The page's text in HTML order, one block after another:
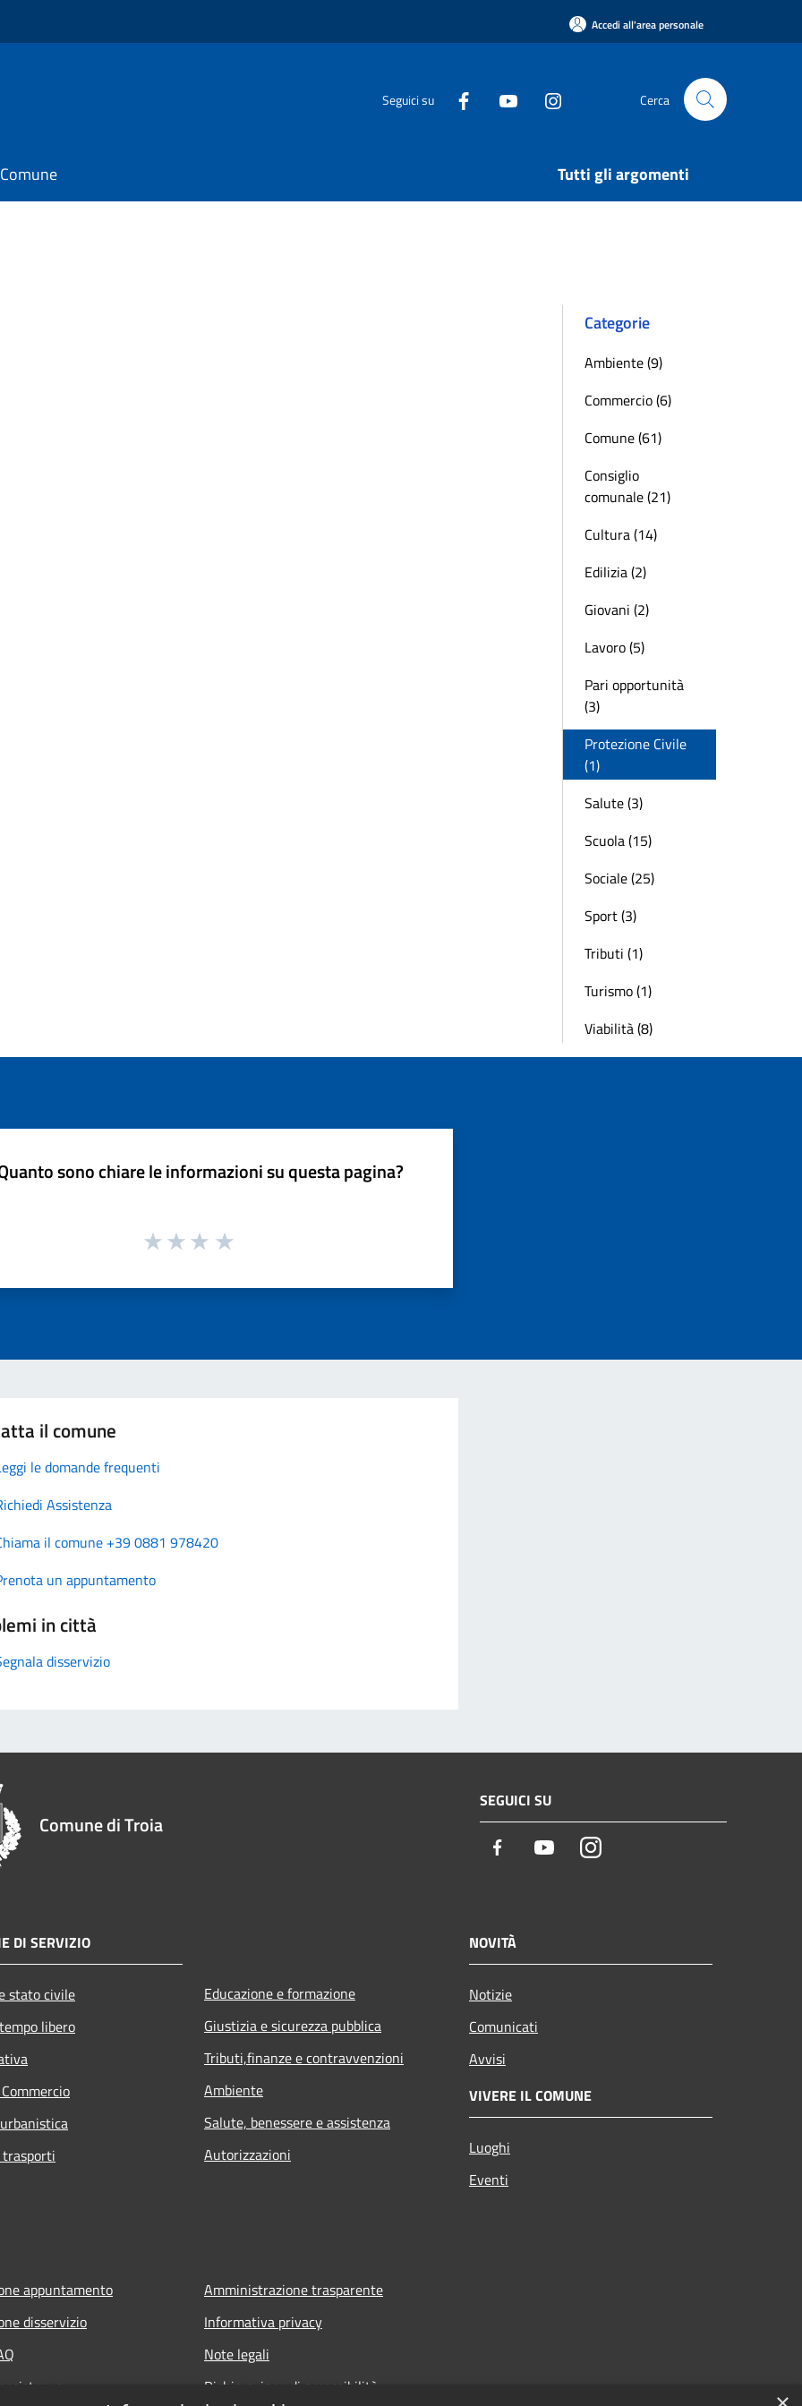
Accedi all'area personale
Seguici su Cerca
Tutti gli argomenti
Categorie
Ambiente (9)
Commercio (6)
Comune (61)
Consiglio
comunale (21)
Cultura (14)
Edilizia (2)
Giovani (2)
Lavoro (5)
Pari opportunità
(3)
Protezione Civile
(1)
Salute (3)
Scuola (15)
Sociale (25)
Sport (3)
Tributi (1)
Turismo (1)
Viabilità (8)
sono chiare le informazioni su questa pagina?
il comune
le domande frequenti
Assistenza
il comune +39 0881 978420
un appuntamento
in città
disservizio
Comune di Troia
SEGUICI SU
Facebook YoutubeInstagram
DI SERVIZIO
stato civile
libero
Educazione e formazione
Giustizia e sicurezza pubblica
Tributi,finanze e contravvenzioni
Ambiente
Salute, benessere e assistenza
Autorizzazioni
NOVITÀ
Notizie
Comunicati
Avvisi
VIVERE IL COMUNE
Luoghi
Eventi
appuntamento
disservizio
Amministrazione trasparente
Informativa privacy
Note legali
Dichiarazione di accessibilità